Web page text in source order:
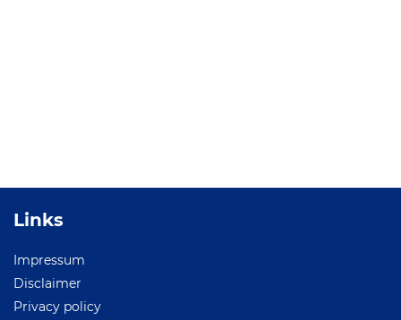
Links
Impressum
Disclaimer
Privacy policy